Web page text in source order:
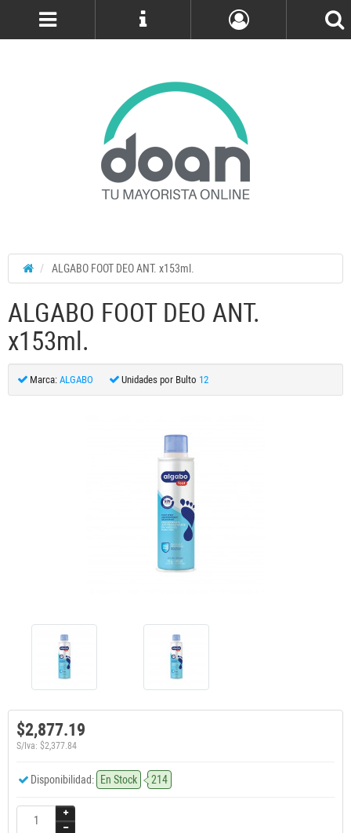
ALGABO FOOT DEO ANT. x153ml.
ALGABO FOOT DEO ANT.
x153ml.
Marca: ALGABO Unidades por Bulto 12
$2,877.19
S/Iva: $2,377.84
Disponibilidad: En Stock 214